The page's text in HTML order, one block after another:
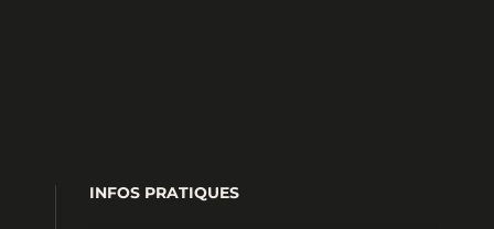
INFOS PRATIQUES